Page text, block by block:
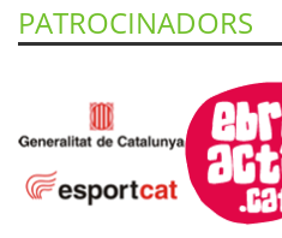
PATROCINADORS